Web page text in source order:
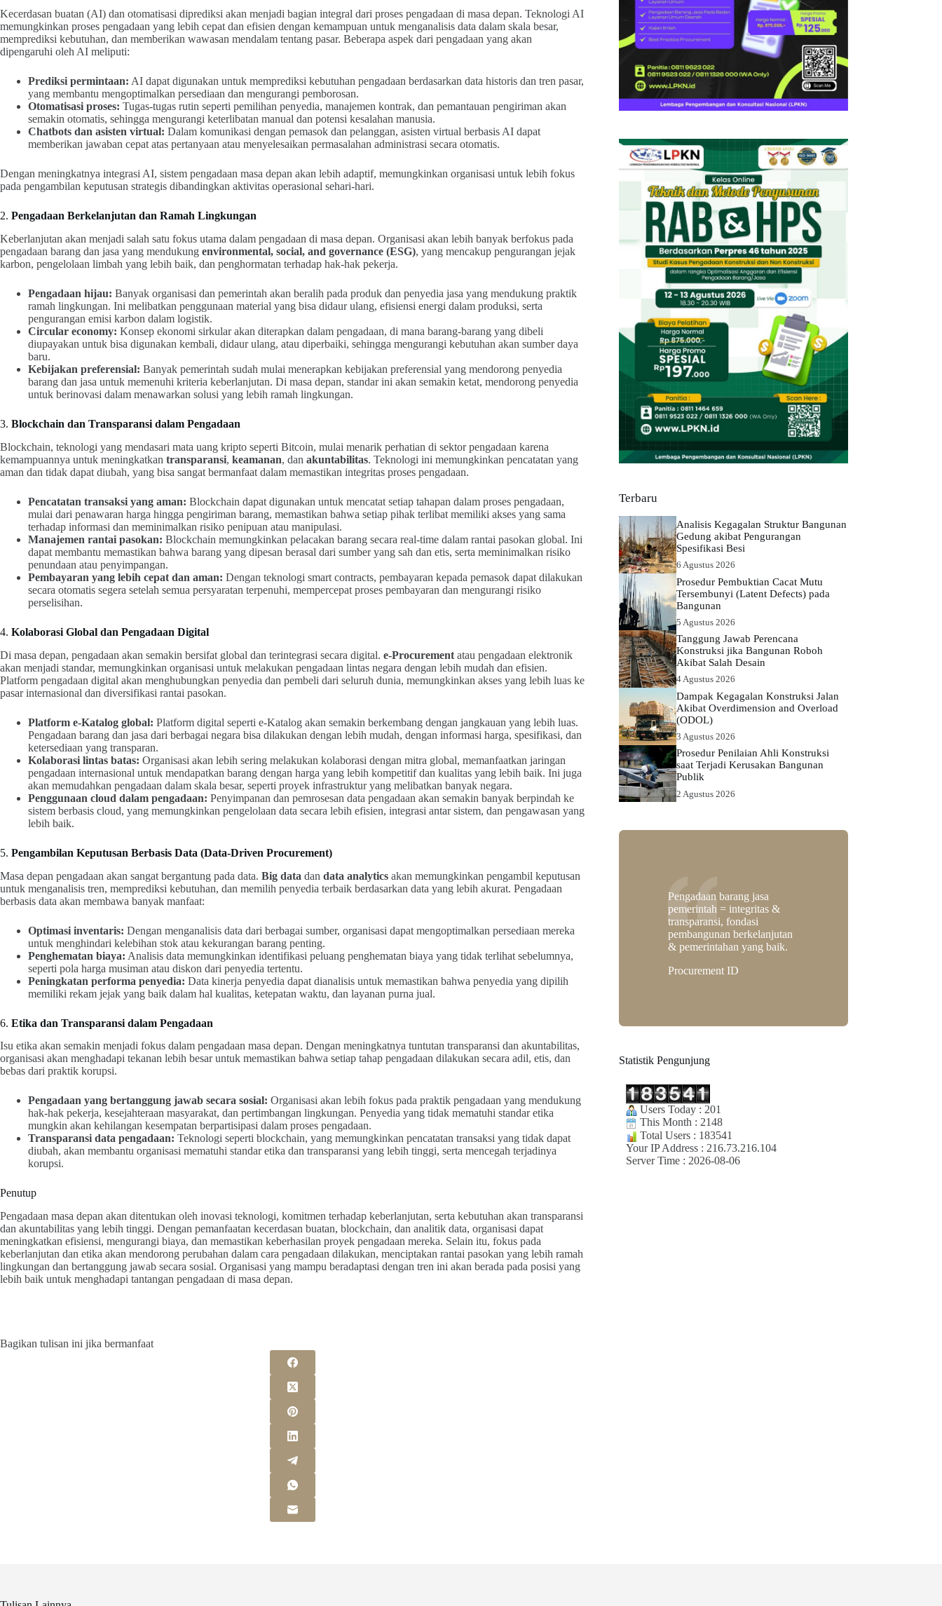
Kecerdasan buatan (AI) dan otomatisasi diprediksi akan menjadi bagian integral dari proses pengadaan di masa depan. Teknologi AI
memungkinkan proses pengadaan yang lebih cepat dan efisien dengan kemampuan untuk menganalisis data dalam skala besar,
memprediksi kebutuhan, dan memberikan wawasan mendalam tentang pasar. Beberapa aspek dari pengadaan yang akan
dipengaruhi oleh AI meliputi:
Prediksi permintaan: AI dapat digunakan untuk memprediksi kebutuhan pengadaan berdasarkan data historis dan tren pasar,
yang membantu mengoptimalkan persediaan dan mengurangi pemborosan.
Otomatisasi proses: Tugas-tugas rutin seperti pemilihan penyedia, manajemen kontrak, dan pemantauan pengiriman akan
semakin otomatis, sehingga mengurangi keterlibatan manual dan potensi kesalahan manusia.
Chatbots dan asisten virtual: Dalam komunikasi dengan pemasok dan pelanggan, asisten virtual berbasis AI dapat
memberikan jawaban cepat atas pertanyaan atau menyelesaikan permasalahan administrasi secara otomatis.
Dengan meningkatnya integrasi AI, sistem pengadaan masa depan akan lebih adaptif, memungkinkan organisasi untuk lebih fokus
pada pengambilan keputusan strategis dibandingkan aktivitas operasional sehari-hari.
2. Pengadaan Berkelanjutan dan Ramah Lingkungan
Keberlanjutan akan menjadi salah satu fokus utama dalam pengadaan di masa depan. Organisasi akan lebih banyak berfokus pada
pengadaan barang dan jasa yang mendukung environmental, social, and governance (ESG), yang mencakup pengurangan jejak
karbon, pengelolaan limbah yang lebih baik, dan penghormatan terhadap hak-hak pekerja.
Pengadaan hijau: Banyak organisasi dan pemerintah akan beralih pada produk dan penyedia jasa yang mendukung praktik
ramah lingkungan. Ini melibatkan penggunaan material yang bisa didaur ulang, efisiensi energi dalam produksi, serta
pengurangan emisi karbon dalam logistik.
Circular economy: Konsep ekonomi sirkular akan diterapkan dalam pengadaan, di mana barang-barang yang dibeli
diupayakan untuk bisa digunakan kembali, didaur ulang, atau diperbaiki, sehingga mengurangi kebutuhan akan sumber daya
baru.
Kebijakan preferensial: Banyak pemerintah sudah mulai menerapkan kebijakan preferensial yang mendorong penyedia
barang dan jasa untuk memenuhi kriteria keberlanjutan. Di masa depan, standar ini akan semakin ketat, mendorong penyedia
untuk berinovasi dalam menawarkan solusi yang lebih ramah lingkungan.
3. Blockchain dan Transparansi dalam Pengadaan
Blockchain, teknologi yang mendasari mata uang kripto seperti Bitcoin, mulai menarik perhatian di sektor pengadaan karena
kemampuannya untuk meningkatkan transparansi, keamanan, dan akuntabilitas. Teknologi ini memungkinkan pencatatan yang
aman dan tidak dapat diubah, yang bisa sangat bermanfaat dalam memastikan integritas proses pengadaan.
Pencatatan transaksi yang aman: Blockchain dapat digunakan untuk mencatat setiap tahapan dalam proses pengadaan,
mulai dari penawaran harga hingga pengiriman barang, memastikan bahwa setiap pihak terlibat memiliki akses yang sama
terhadap informasi dan meminimalkan risiko penipuan atau manipulasi.
Manajemen rantai pasokan: Blockchain memungkinkan pelacakan barang secara real-time dalam rantai pasokan global. Ini
dapat membantu memastikan bahwa barang yang dipesan berasal dari sumber yang sah dan etis, serta meminimalkan risiko
penundaan atau penyimpangan.
Pembayaran yang lebih cepat dan aman: Dengan teknologi smart contracts, pembayaran kepada pemasok dapat dilakukan
secara otomatis segera setelah semua persyaratan terpenuhi, mempercepat proses pembayaran dan mengurangi risiko
perselisihan.
4. Kolaborasi Global dan Pengadaan Digital
Di masa depan, pengadaan akan semakin bersifat global dan terintegrasi secara digital. e-Procurement atau pengadaan elektronik
akan menjadi standar, memungkinkan organisasi untuk melakukan pengadaan lintas negara dengan lebih mudah dan efisien.
Platform pengadaan digital akan menghubungkan penyedia dan pembeli dari seluruh dunia, memungkinkan akses yang lebih luas ke
pasar internasional dan diversifikasi rantai pasokan.
Platform e-Katalog global: Platform digital seperti e-Katalog akan semakin berkembang dengan jangkauan yang lebih luas.
Pengadaan barang dan jasa dari berbagai negara bisa dilakukan dengan lebih mudah, dengan informasi harga, spesifikasi, dan
ketersediaan yang transparan.
Kolaborasi lintas batas: Organisasi akan lebih sering melakukan kolaborasi dengan mitra global, memanfaatkan jaringan
pengadaan internasional untuk mendapatkan barang dengan harga yang lebih kompetitif dan kualitas yang lebih baik. Ini juga
akan memudahkan pengadaan dalam skala besar, seperti proyek infrastruktur yang melibatkan banyak negara.
Penggunaan cloud dalam pengadaan: Penyimpanan dan pemrosesan data pengadaan akan semakin banyak berpindah ke
sistem berbasis cloud, yang memungkinkan pengelolaan data secara lebih efisien, integrasi antar sistem, dan pengawasan yang
lebih baik.
5. Pengambilan Keputusan Berbasis Data (Data-Driven Procurement)
Masa depan pengadaan akan sangat bergantung pada data. Big data dan data analytics akan memungkinkan pengambil keputusan
untuk menganalisis tren, memprediksi kebutuhan, dan memilih penyedia terbaik berdasarkan data yang lebih akurat. Pengadaan
berbasis data akan membawa banyak manfaat:
Optimasi inventaris: Dengan menganalisis data dari berbagai sumber, organisasi dapat mengoptimalkan persediaan mereka
untuk menghindari kelebihan stok atau kekurangan barang penting.
Penghematan biaya: Analisis data memungkinkan identifikasi peluang penghematan biaya yang tidak terlihat sebelumnya,
seperti pola harga musiman atau diskon dari penyedia tertentu.
Peningkatan performa penyedia: Data kinerja penyedia dapat dianalisis untuk memastikan bahwa penyedia yang dipilih
memiliki rekam jejak yang baik dalam hal kualitas, ketepatan waktu, dan layanan purna jual.
6. Etika dan Transparansi dalam Pengadaan
Isu etika akan semakin menjadi fokus dalam pengadaan masa depan. Dengan meningkatnya tuntutan transparansi dan akuntabilitas,
organisasi akan menghadapi tekanan lebih besar untuk memastikan bahwa setiap tahap pengadaan dilakukan secara adil, etis, dan
bebas dari praktik korupsi.
Pengadaan yang bertanggung jawab secara sosial: Organisasi akan lebih fokus pada praktik pengadaan yang mendukung
hak-hak pekerja, kesejahteraan masyarakat, dan pertimbangan lingkungan. Penyedia yang tidak mematuhi standar etika
mungkin akan kehilangan kesempatan berpartisipasi dalam proses pengadaan.
Transparansi data pengadaan: Teknologi seperti blockchain, yang memungkinkan pencatatan transaksi yang tidak dapat
diubah, akan membantu organisasi mematuhi standar etika dan transparansi yang lebih tinggi, serta mencegah terjadinya
korupsi.
Penutup
Pengadaan masa depan akan ditentukan oleh inovasi teknologi, komitmen terhadap keberlanjutan, serta kebutuhan akan transparansi
dan akuntabilitas yang lebih tinggi. Dengan pemanfaatan kecerdasan buatan, blockchain, dan analitik data, organisasi dapat
meningkatkan efisiensi, mengurangi biaya, dan memastikan keberhasilan proyek pengadaan mereka. Selain itu, fokus pada
keberlanjutan dan etika akan mendorong perubahan dalam cara pengadaan dilakukan, menciptakan rantai pasokan yang lebih ramah
lingkungan dan bertanggung jawab secara sosial. Organisasi yang mampu beradaptasi dengan tren ini akan berada pada posisi yang
lebih baik untuk menghadapi tantangan pengadaan di masa depan.
Bagikan tulisan ini jika bermanfaat
Terbaru
Analisis Kegagalan Struktur Bangunan
Gedung akibat Pengurangan
Spesifikasi Besi
6 Agustus 2026
Prosedur Pembuktian Cacat Mutu
Tersembunyi (Latent Defects) pada
Bangunan
5 Agustus 2026
Tanggung Jawab Perencana
Konstruksi jika Bangunan Roboh
Akibat Salah Desain
4 Agustus 2026
Dampak Kegagalan Konstruksi Jalan
Akibat Overdimension and Overload
(ODOL)
3 Agustus 2026
Prosedur Penilaian Ahli Konstruksi
saat Terjadi Kerusakan Bangunan
Publik
2 Agustus 2026
Pengadaan barang jasa
pemerintah = integritas &
transparansi, fondasi
pembangunan berkelanjutan
& pemerintahan yang baik.
Procurement ID
Statistik Pengunjung
Users Today : 201
This Month : 2148
Total Users : 183541
Your IP Address : 216.73.216.104
Server Time : 2026-08-06